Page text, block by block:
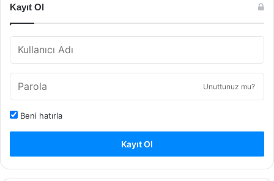
Kayıt Ol
Unuttunuz mu?
Beni hatırla
Kayıt Ol